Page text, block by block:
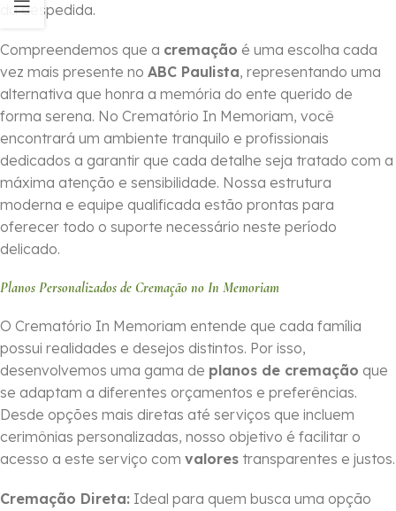
da despedida.
Compreendemos que a cremação é uma escolha cada
vez mais presente no ABC Paulista, representando uma
alternativa que honra a memória do ente querido de
forma serena. No Crematório In Memoriam, você
encontrará um ambiente tranquilo e profissionais
dedicados a garantir que cada detalhe seja tratado com a
máxima atenção e sensibilidade. Nossa estrutura
moderna e equipe qualificada estão prontas para
oferecer todo o suporte necessário neste período
delicado.
Planos Personalizados de Cremação no In Memoriam
O Crematório In Memoriam entende que cada família
possui realidades e desejos distintos. Por isso,
desenvolvemos uma gama de planos de cremação que
se adaptam a diferentes orçamentos e preferências.
Desde opções mais diretas até serviços que incluem
cerimônias personalizadas, nosso objetivo é facilitar o
acesso a este serviço com valores transparentes e justos.
Cremação Direta: Ideal para quem busca uma opção